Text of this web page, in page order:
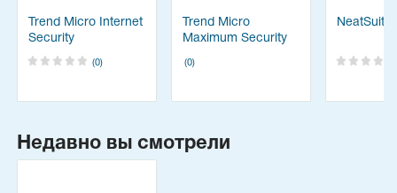
Trend Micro Internet
Security
(0)
Trend Micro
Maximum Security
(0)
NeatSuite
Недавно вы смотрели